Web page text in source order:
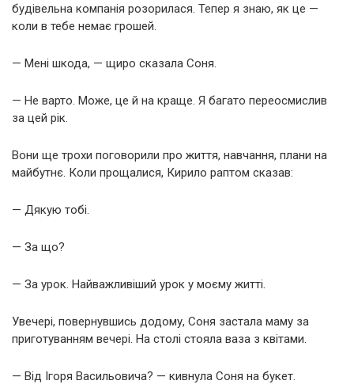
будівельна компанія розорилася. Тепер я знаю, як це —
коли в тебе немає грошей.
— Мені шкода, — щиро сказала Соня.
— Не варто. Може, це й на краще. Я багато переосмислив
за цей рік.
Вони ще трохи поговорили про життя, навчання, плани на
майбутнє. Коли прощалися, Кирило раптом сказав:
— Дякую тобі.
— За що?
— За урок. Найважливіший урок у моєму житті.
Увечері, повернувшись додому, Соня застала маму за
приготуванням вечері. На столі стояла ваза з квітами.
— Від Ігоря Васильовича? — кивнула Соня на букет.